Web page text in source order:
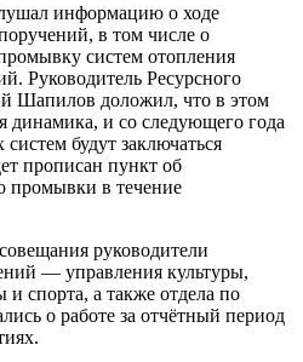
информацию о ходе
в том числе о
систем отопления
Руководитель Ресурсного
Шапилов доложил, что в этом
динамика, и со следующего года
будут заключаться
прописан пункт об
промывки в течение
руководители
— управления культуры,
и спорта, а также отдела по
о работе за отчётный период